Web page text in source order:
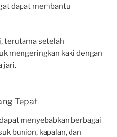
dapat membantu
terutama setelah
mengeringkan kaki dengan
jari.
Tepat
menyebabkan berbagai
bunion, kapalan, dan